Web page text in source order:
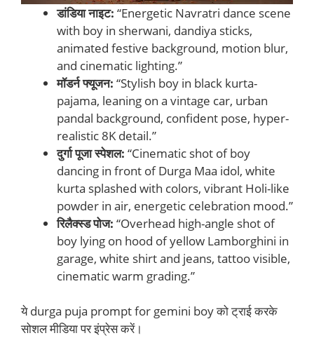
डांडिया नाइट: “Energetic Navratri dance scene
with boy in sherwani, dandiya sticks,
animated festive background, motion blur,
and cinematic lighting.”
मॉडर्न फ्यूजन: “Stylish boy in black kurta-
pajama, leaning on a vintage car, urban
pandal background, confident pose, hyper-
realistic 8K detail.”
दुर्गा पूजा स्पेशल: “Cinematic shot of boy
dancing in front of Durga Maa idol, white
kurta splashed with colors, vibrant Holi-like
powder in air, energetic celebration mood.”
रिलैक्स्ड पोज: “Overhead high-angle shot of
boy lying on hood of yellow Lamborghini in
garage, white shirt and jeans, tattoo visible,
cinematic warm grading.”
ये durga puja prompt for gemini boy को ट्राई करके
सोशल मीडिया पर इंप्रेस करें।